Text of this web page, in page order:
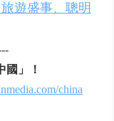
遊盛事、聰明
國」！
china